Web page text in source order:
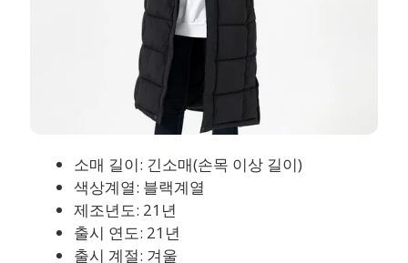
소매 길이: 긴소매(손목 이상 길이)
색상계열: 블랙계열
제조년도: 21년
출시 연도: 21년
출시 계절: 겨울